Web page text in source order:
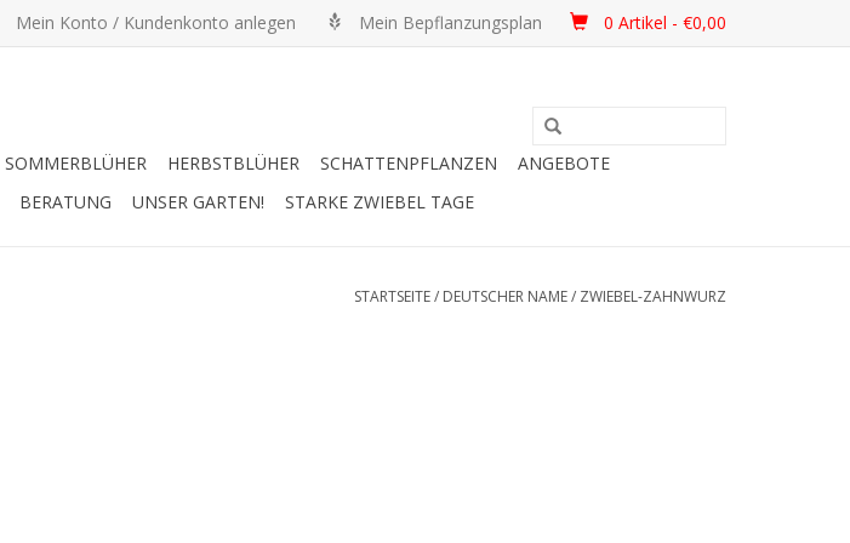
Mein Konto / Kundenkonto anlegen Mein Bepflanzungsplan 0 Artikel - €0,00
SOMMERBLÜHER HERBSTBLÜHER SCHATTENPFLANZEN
ANGEBOTE
BERATUNG UNSER GARTEN! STARKE ZWIEBEL TAGE
STARTSEITE/ DEUTSCHER NAME/ ZWIEBEL-ZAHNWURZ